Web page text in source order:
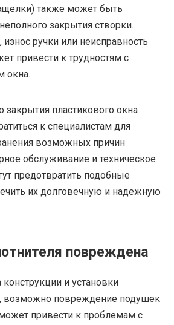
также может быть
закрытия створки.
ручки или неисправность
привести к трудностям с
окна.
закрытия пластикового окна
к специалистам для
возможных причин
обслуживание и техническое
предотвратить подобные
их долговечную и надежную
повреждена
и установки
возможно повреждение подушек
привести к проблемам с